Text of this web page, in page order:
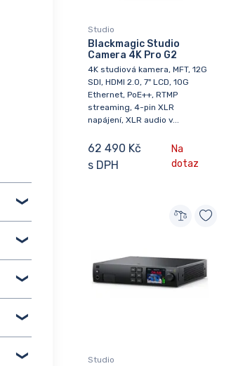
Studio
Blackmagic Studio
Camera 4K Pro G2
4K studiová kamera, MFT, 12G
SDI, HDMI 2.0, 7" LCD, 10G
Ethernet, PoE++, RTMP
streaming, 4-pin XLR
napájení, XLR audio v...
62 490 Kč
s DPH
Na
dotaz
Studio